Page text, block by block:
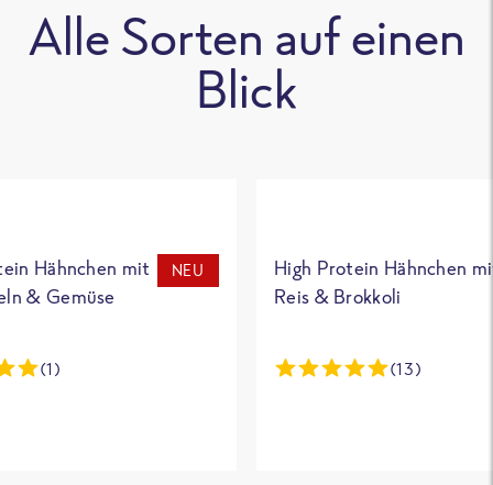
Alle Sorten auf einen
Blick
Hähnchen mit
& Gemüse
NEU
(1)
High Protein Hähnchen
Reis & Brokkoli
(13)